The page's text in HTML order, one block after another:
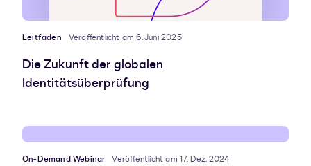
Leitfäden Veröffentlicht am 6. Juni 2025
Die Zukunft der globalen
Identitätsüberprüfung
On-Demand Webinar Veröffentlicht am 17. Dez. 2024